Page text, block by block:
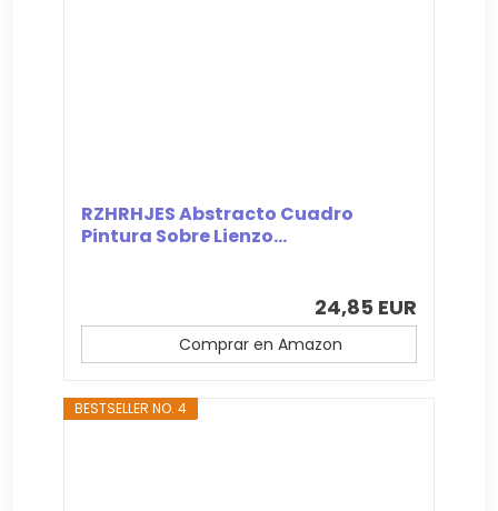
RZHRHJES Abstracto Cuadro
Pintura Sobre Lienzo...
24,85 EUR
Comprar en Amazon
BESTSELLER NO. 4